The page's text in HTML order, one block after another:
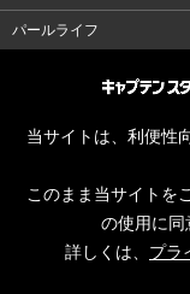
パールライフ
当サイトは、利便性
このまま当サイトを
の使用に同
詳しくは、 プラ